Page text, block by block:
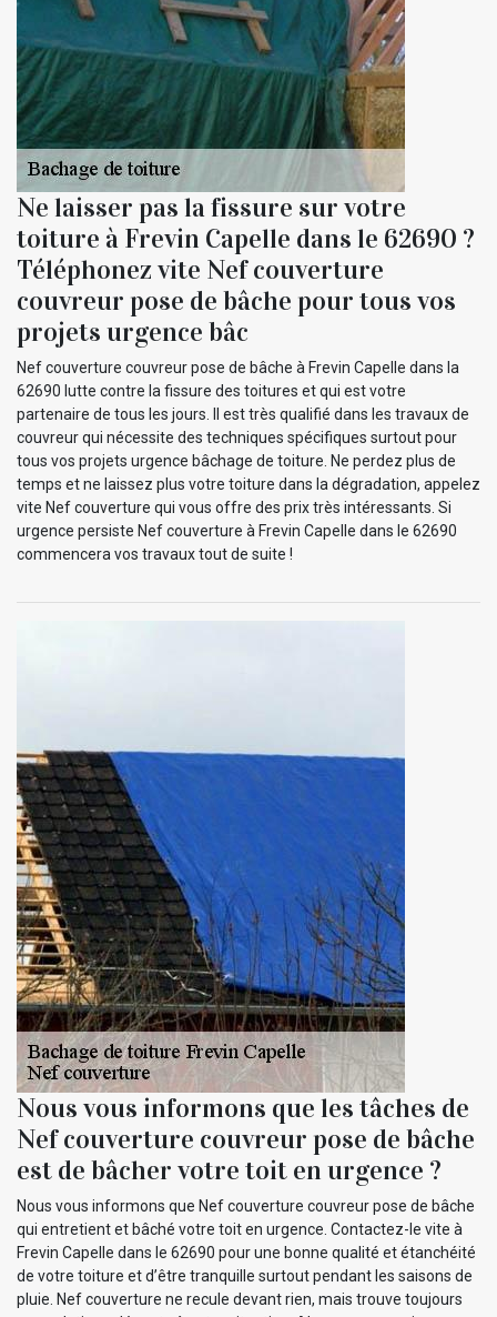
Ne laisser pas la fissure sur votre
toiture à Frevin Capelle dans le 62690 ?
Téléphonez vite Nef couverture
couvreur pose de bâche pour tous vos
projets urgence bâc
Nef couverture couvreur pose de bâche à Frevin Capelle dans la
62690 lutte contre la fissure des toitures et qui est votre
partenaire de tous les jours. Il est très qualifié dans les travaux de
couvreur qui nécessite des techniques spécifiques surtout pour
tous vos projets urgence bâchage de toiture. Ne perdez plus de
temps et ne laissez plus votre toiture dans la dégradation, appelez
vite Nef couverture qui vous offre des prix très intéressants. Si
urgence persiste Nef couverture à Frevin Capelle dans le 62690
commencera vos travaux tout de suite !
Nous vous informons que les tâches de
Nef couverture couvreur pose de bâche
est de bâcher votre toit en urgence ?
Nous vous informons que Nef couverture couvreur pose de bâche
qui entretient et bâché votre toit en urgence. Contactez-le vite à
Frevin Capelle dans le 62690 pour une bonne qualité et étanchéité
de votre toiture et d’être tranquille surtout pendant les saisons de
pluie. Nef couverture ne recule devant rien, mais trouve toujours